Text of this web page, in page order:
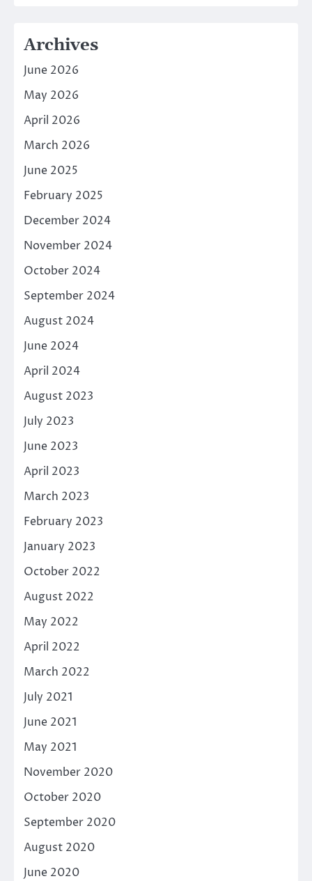
Archives
June 2026
May 2026
April 2026
March 2026
June 2025
February 2025
December 2024
November 2024
October 2024
September 2024
August 2024
June 2024
April 2024
August 2023
July 2023
June 2023
April 2023
March 2023
February 2023
January 2023
October 2022
August 2022
May 2022
April 2022
March 2022
July 2021
June 2021
May 2021
November 2020
October 2020
September 2020
August 2020
June 2020